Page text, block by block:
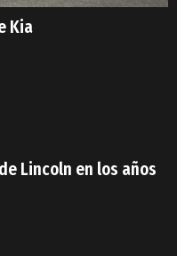
Kia
Lincoln en los años